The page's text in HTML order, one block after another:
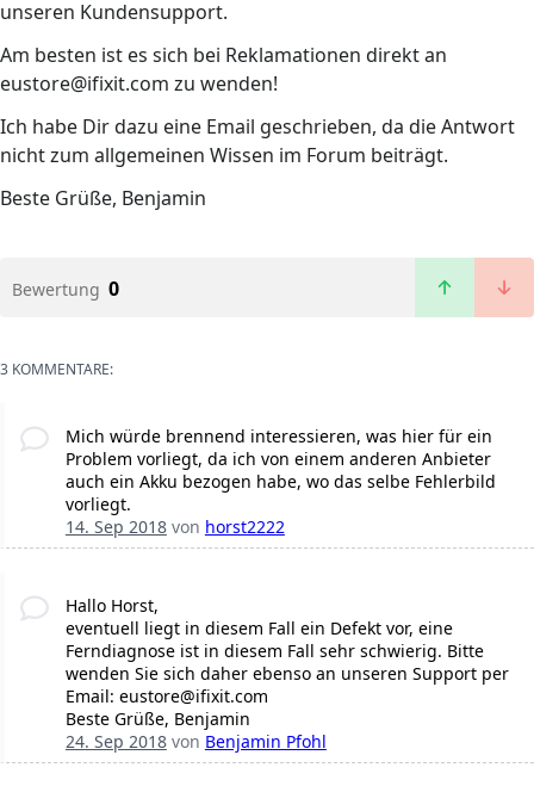
unseren Kundensupport.
Am besten ist es sich bei Reklamationen direkt an
eustore@ifixit.com zu wenden!
Ich habe Dir dazu eine Email geschrieben, da die Antwort
nicht zum allgemeinen Wissen im Forum beiträgt.
Beste Grüße, Benjamin
Bewertung 0
3 KOMMENTARE:
Mich würde brennend interessieren, was hier für ein
Problem vorliegt, da ich von einem anderen Anbieter
auch ein Akku bezogen habe, wo das selbe Fehlerbild
vorliegt.
14. Sep 2018von horst2222
Hallo Horst,
eventuell liegt in diesem Fall ein Defekt vor, eine
Ferndiagnose ist in diesem Fall sehr schwierig. Bitte
wenden Sie sich daher ebenso an unseren Support per
Email: eustore@ifixit.com
Beste Grüße, Benjamin
24. Sep 2018von Benjamin Pfohl